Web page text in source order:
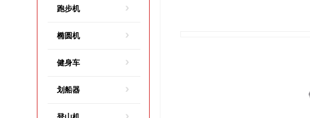
跑步机
椭圆机
健身车
划船器